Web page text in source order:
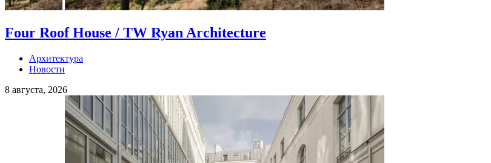
Four Roof House / TW Ryan Architecture
Архитектура
Новости
8 августа, 2026